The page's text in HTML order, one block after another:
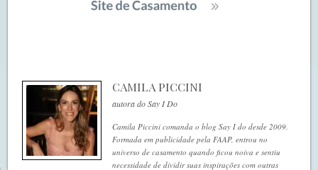
CAMILA PICCINI
autora do Say I Do
Camila Piccini comanda o blog Say I do desde 2009.
Formada em publicidade pela FAAP, entrou no
universo de casamento quando ficou noiva e sentiu
necessidade de dividir suas inspirações com outras